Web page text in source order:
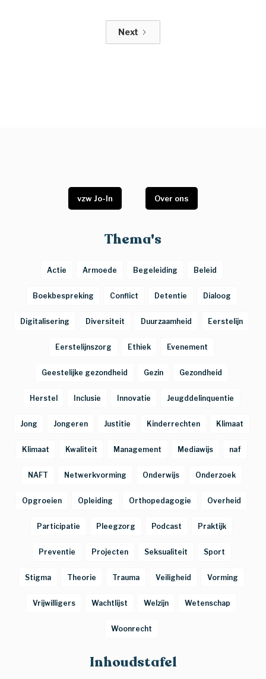
Next
Inhoudstafel
Thema's
Actie Armoede Begeleiding Beleid
Boekbespreking Conflict Detentie Dialoog
Digitalisering Diversiteit Duurzaamheid Eerstelijn
Eerstelijnszorg Ethiek Evenement
Geestelijke gezondheid Gezin Gezondheid
Herstel Inclusie Innovatie Jeugddelinquentie
Jong Jongeren Justitie Kinderrechten Klimaat
Klimaat Kwaliteit Management Mediawijs naf
NAFT Netwerkvorming Onderwijs Onderzoek
Opgroeien Opleiding Orthopedagogie Overheid
Participatie Pleegzorg Podcast Praktijk
Preventie Projecten Seksualiteit Sport
Stigma Theorie Trauma Veiligheid Vorming
Vrijwilligers Wachtlijst Welzijn Wetenschap
Woonrecht
vzw Jo-In Over ons